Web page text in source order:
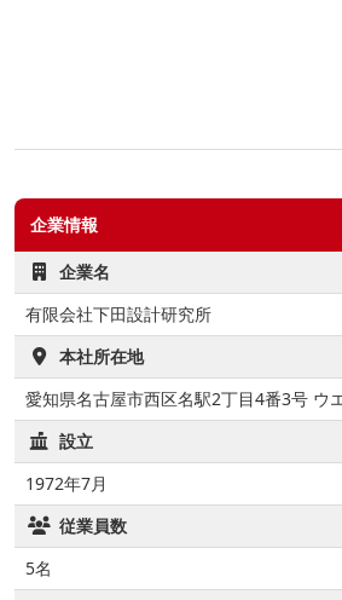
企業情報
企業名
有限会社下田設計研究所
本社所在地
愛知県名古屋市西区名駅2丁目4番3号 ウ
設立
1972年7月
従業員数
5名